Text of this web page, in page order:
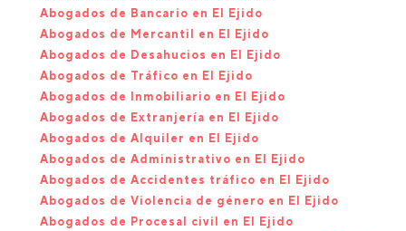
Abogados de Bancario en El Ejido
Abogados de Mercantil en El Ejido
Abogados de Desahucios en El Ejido
Abogados de Tráfico en El Ejido
Abogados de Inmobiliario en El Ejido
Abogados de Extranjería en El Ejido
Abogados de Alquiler en El Ejido
Abogados de Administrativo en El Ejido
Abogados de Accidentes tráfico en El Ejido
Abogados de Violencia de género en El Ejido
Abogados de Procesal civil en El Ejido